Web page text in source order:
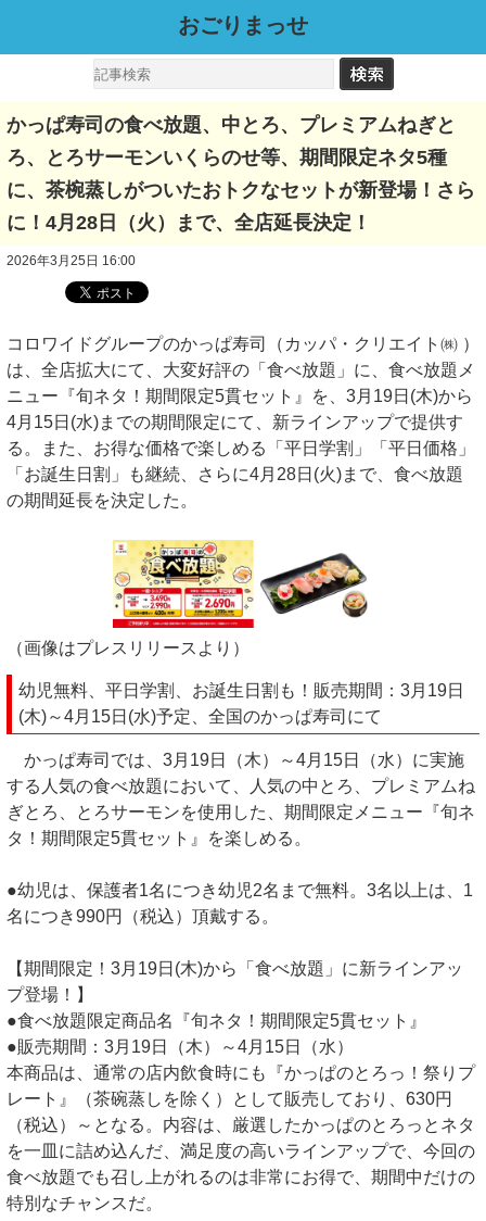
おごりまっせ
かっぱ寿司の食べ放題、中とろ、プレミアムねぎと
ろ、とろサーモンいくらのせ等、期間限定ネタ5種
に、茶椀蒸しがついたおトクなセットが新登場！さら
に！4月28日（火）まで、全店延長決定！
2026年3月25日 16:00
コロワイドグループのかっぱ寿司（カッパ・クリエイト㈱ ）
は、全店拡大にて、大変好評の「食べ放題」に、食べ放題メ
ニュー『旬ネタ！期間限定5貫セット』を、3月19日(木)から
4月15日(水)までの期間限定にて、新ラインアップで提供す
る。また、お得な価格で楽しめる「平日学割」「平日価格」
「お誕生日割」も継続、さらに4月28日(火)まで、食べ放題
の期間延長を決定した。
（画像はプレスリリースより）
幼児無料、平日学割、お誕生日割も！販売期間：3月19日
(木)～4月15日(水)予定、全国のかっぱ寿司にて
かっぱ寿司では、3月19日（木）～4月15日（水）に実施
する人気の食べ放題において、人気の中とろ、プレミアムね
ぎとろ、とろサーモンを使用した、期間限定メニュー『旬ネ
タ！期間限定5貫セット』を楽しめる。
●幼児は、保護者1名につき幼児2名まで無料。3名以上は、1
名につき990円（税込）頂戴する。
【期間限定！3月19日(木)から「食べ放題」に新ラインアッ
プ登場！】
●食べ放題限定商品名『旬ネタ！期間限定5貫セット』
●販売期間：3月19日（木）～4月15日（水）
本商品は、通常の店内飲食時にも『かっぱのとろっ！祭りプ
レート』（茶碗蒸しを除く）として販売しており、630円
（税込）～となる。内容は、厳選したかっぱのとろっとネタ
を一皿に詰め込んだ、満足度の高いラインアップで、今回の
食べ放題でも召し上がれるのは非常にお得で、期間中だけの
特別なチャンスだ。